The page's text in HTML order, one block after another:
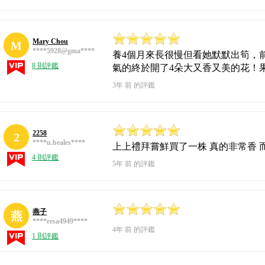
M
Mary Chou
****5928@gma****
8 則評鑑
養4個月來長很慢但看她默默出筍，
氣的終於開了4朵大又香又美的花！
3年 前 的評鑑
2
2258
****u.beales****
4 則評鑑
上上禮拜嘗鮮買了一株 真的非常香
5年 前 的評鑑
燕
燕子
****resa4949****
1 則評鑑
4年 前 的評鑑